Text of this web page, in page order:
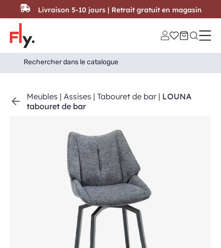
Passer au contenu
Search
for:
Search Button
Meubles | Assises | Tabouret de bar | LOUNA
tabouret de bar
Livraison 5-10 jours | Retrait gratuit en magasin